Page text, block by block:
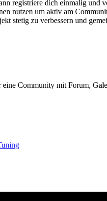
registriere dich einmalig und
nutzen um aktiv am
stetig zu verbessern und
eine Community mit Forum,